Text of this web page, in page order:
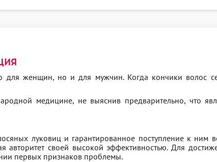
женщин, но и для мужчин. Когда кончики волос
медицине, не выяснив предварительно, что
луковиц и гарантированное поступление к ним
авторитет своей высокой эффективностью. Для
первых признаков проблемы.